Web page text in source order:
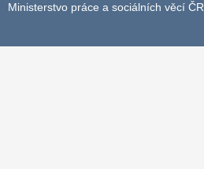
Ministerstvo práce a sociálních věcí ČR